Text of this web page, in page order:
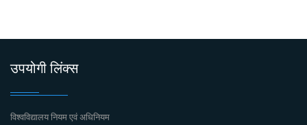
उपयोगी लिंक्स
विश्वविद्यालय नियम एवं अधिनियम